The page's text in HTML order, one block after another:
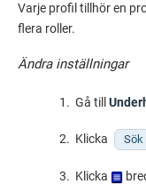
Varje profil tillhör en
flera roller.
Ändra inställningar
Gå till
Klicka Sök
Klicka